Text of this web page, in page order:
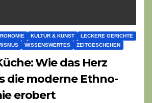
KULTUR & KUNST
LECKERE GERICHTE
WISSENSWERTES ZEITGESCHEHEN
Wie das Herz
die moderne Ethno-
erobert